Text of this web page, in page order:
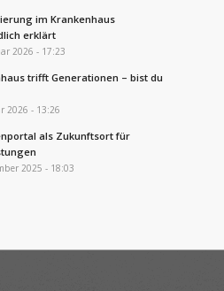
im Krankenhaus
erklärt
2026 - 17:23
trifft Generationen – bist du
2026 - 13:26
als Zukunftsort für
2025 - 18:03